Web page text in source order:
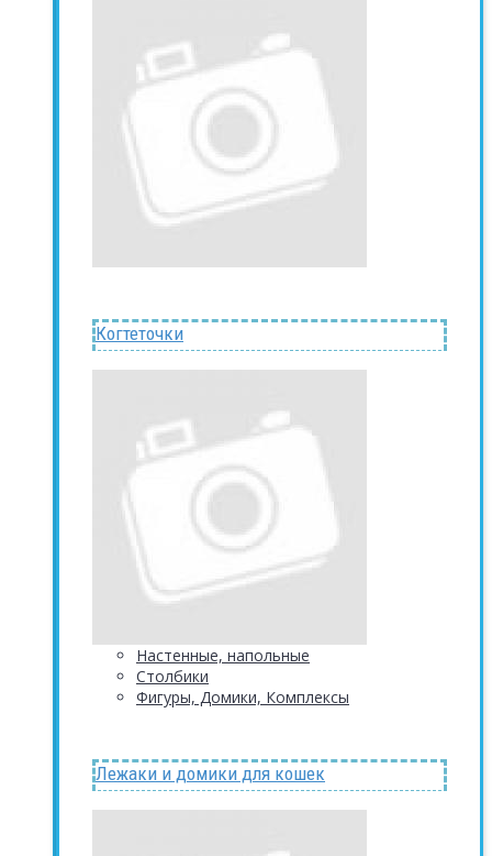
Когтеточки
Настенные, напольные
Столбики
Фигуры, Домики, Комплексы
Лежаки и домики для кошек